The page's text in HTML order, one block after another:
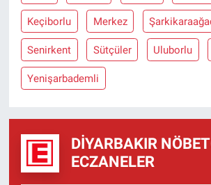
Keçiborlu Merkez
Senirkent Sütçüler Uluborlu
Yenişarbademli
DIYARBAKIR
ECZANELER